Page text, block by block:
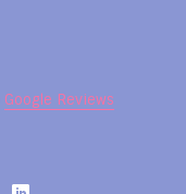
Google Reviews